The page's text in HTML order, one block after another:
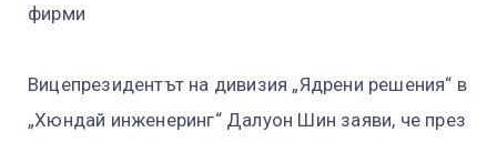
фирми
Вицепрезидентът на дивизия „Ядрени решения“ в
„Хюндай инженеринг“ Далуон Шин заяви, че през